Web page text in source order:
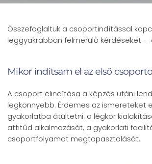
Összefoglaltuk a csoportindítással
leggyakrabban felmerülő kérdéseket -
Mikor indítsam el az első
A csoport elindítása a képzés utáni
legkönnyebb. Érdemes az ismereteket
gyakorlatba átültetni: a légkör
attitűd alkalmazását, a gyakorlati
csoportfolyamat megtapasztalását.